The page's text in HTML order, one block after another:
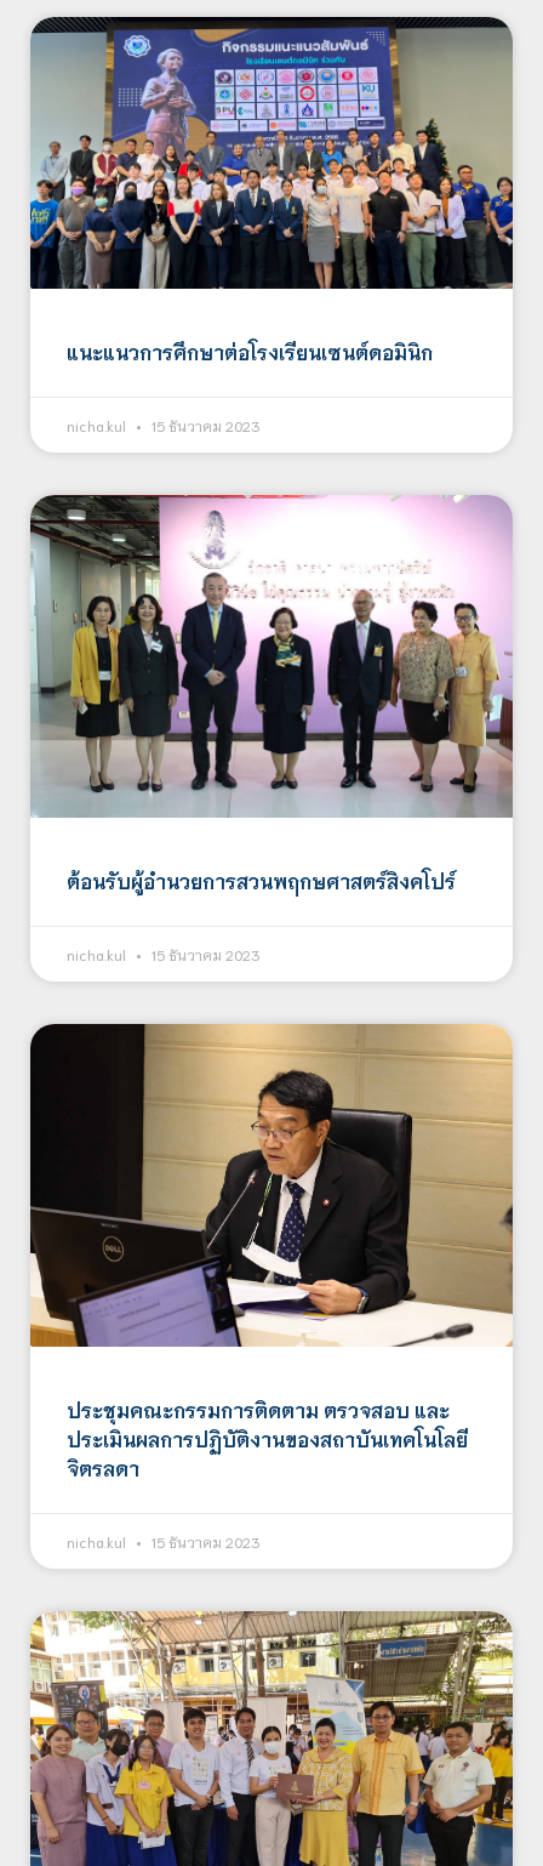
แนะแนวการศึกษาต่อโรงเรียนเซนต์ดอมินิก
nicha.kul 15 ธันวาคม 2023
ต้อนรับผู้อำนวยการสวนพฤกษศาสตร์สิงคโปร์
nicha.kul 15 ธันวาคม 2023
ประชุมคณะกรรมการติดตาม ตรวจสอบ และ
ประเมินผลการปฏิบัติงานของสถาบันเทคโนโลยี
จิตรลดา
nicha.kul 15 ธันวาคม 2023